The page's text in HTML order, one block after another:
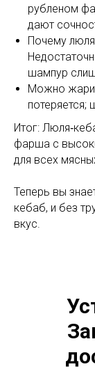
рубленом
дают
Почему
шампур
Можно
потеряется;
Итог:
фарша с
для всех
Теперь вы
кебаб, и без
вкус.